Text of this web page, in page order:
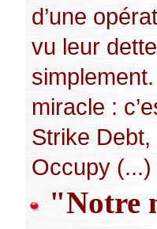
d’une
vu leur
miracle :
Strike
Occupy (...)
"Notre